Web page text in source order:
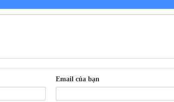
Email của bạn